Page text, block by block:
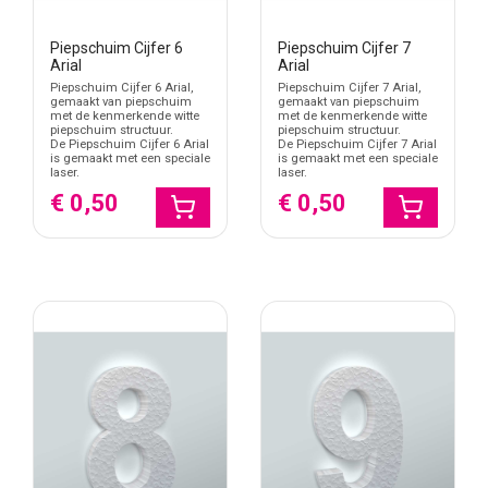
Piepschuim Cijfer 6
Arial
Piepschuim Cijfer 6 Arial,
gemaakt van piepschuim
met de kenmerkende witte
piepschuim structuur.
De Piepschuim Cijfer 6 Arial
is gemaakt met een speciale
laser.
€ 0,50
Piepschuim Cijfer 7
Arial
Piepschuim Cijfer 7 Arial,
gemaakt van piepschuim
met de kenmerkende witte
piepschuim structuur.
De Piepschuim Cijfer 7 Arial
is gemaakt met een speciale
laser.
€ 0,50